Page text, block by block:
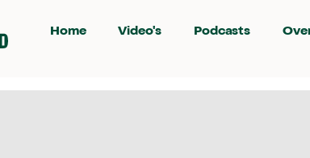
Home Video's Podcasts